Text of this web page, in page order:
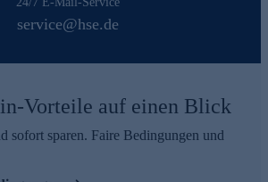
service@hse.de
Vorteile auf einen Blick
sofort sparen. Faire Bedingungen und